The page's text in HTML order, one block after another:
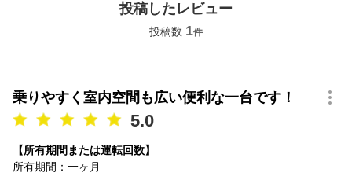
投稿したレビュー
投稿数 1件
乗りやすく室内空間も広い便利な一台です！
5.0
【所有期間または運転回数】
所有期間：一ヶ月